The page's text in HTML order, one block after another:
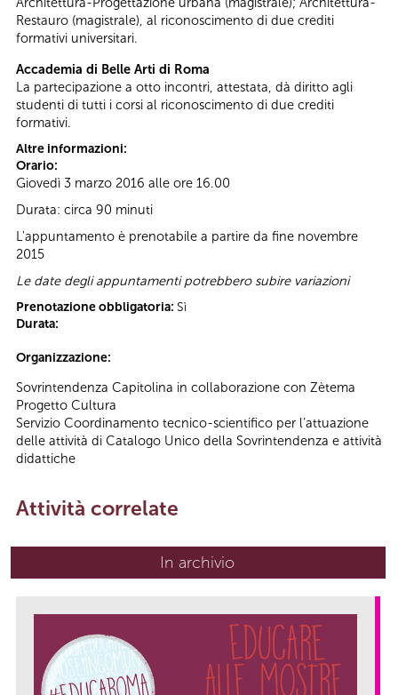
Restauro (magistrale), al riconoscimento di due crediti
formativi universitari.
Accademia di Belle Arti di Roma
La partecipazione a otto incontri, attestata, dà diritto agli
studenti di tutti i corsi al riconoscimento di due crediti
formativi.
Altre informazioni:
Orario:
Giovedì 3 marzo 2016 alle ore 16.00
Durata: circa 90 minuti
L'appuntamento è prenotabile a partire da fine novembre
2015
Le date degli appuntamenti potrebbero subire variazioni
Prenotazione obbligatoria: Sì
Durata:
Organizzazione:
Sovrintendenza Capitolina in collaborazione con Zètema
Progetto Cultura
Servizio Coordinamento tecnico-scientifico per l’attuazione
delle attività di Catalogo Unico della Sovrintendenza e attività
didattiche
Attività correlate
In archivio